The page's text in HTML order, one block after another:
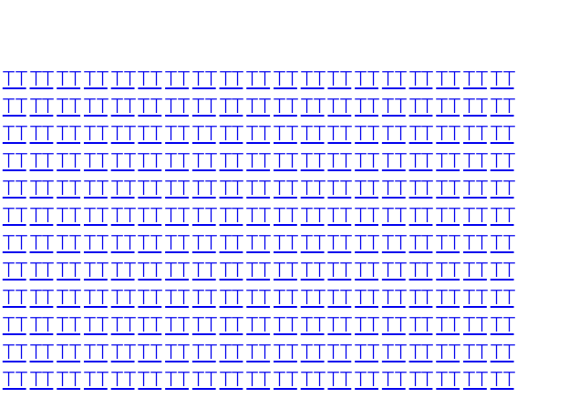
TTTTTTTTTTTTTTTTTTTTTTTTTTTTTTTTTTTTTT
TTTTTTTTTTTTTTTTTTTTTTTTTTTTTTTTTTTTTT
TTTTTTTTTTTTTTTTTTTTTTTTTTTTTTTTTTTTTT
TTTTTTTTTTTTTTTTTTTTTTTTTTTTTTTTTTTTTT
TTTTTTTTTTTTTTTTTTTTTTTTTTTTTTTTTTTTTT
TTTTTTTTTTTTTTTTTTTTTTTTTTTTTTTTTTTTTT
TTTTTTTTTTTTTTTTTTTTTTTTTTTTTTTTTTTTTT
TTTTTTTTTTTTTTTTTTTTTTTTTTTTTTTTTTTTTT
TTTTTTTTTTTTTTTTTTTTTTTTTTTTTTTTTTTTTT
TTTTTTTTTTTTTTTTTTTTTTTTTTTTTTTTTTTTTT
TTTTTTTTTTTTTTTTTTTTTTTTTTTTTTTTTTTTTT
TTTTTTTTTTTTTTTTTTTTTTTTTTTTTTTTTTTTTT